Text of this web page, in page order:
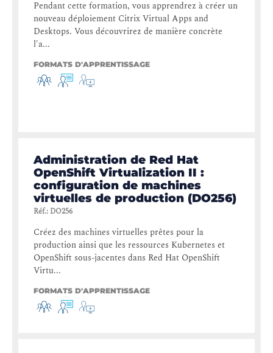
Pendant cette formation, vous apprendrez à créer un
nouveau déploiement Citrix Virtual Apps and
Desktops. Vous découvrirez de manière concrète
l'a...
FORMATS D'APPRENTISSAGE
Administration de Red Hat
OpenShift Virtualization II :
configuration de machines
virtuelles de production (DO256)
Réf.: DO256
Créez des machines virtuelles prêtes pour la
production ainsi que les ressources Kubernetes et
OpenShift sous-jacentes dans Red Hat OpenShift
Virtu...
FORMATS D'APPRENTISSAGE